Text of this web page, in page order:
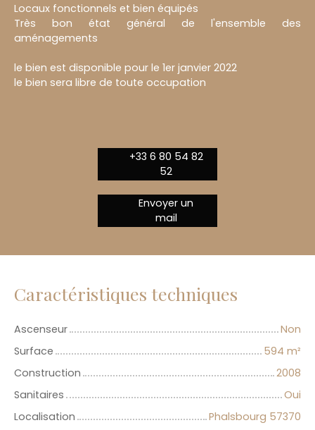
Locaux fonctionnels et bien équipés
Très bon état général de l'ensemble des
aménagements
le bien est disponible pour le 1er janvier 2022
le bien sera libre de toute occupation
+33 6 80 54 82
52
Envoyer un
mail
Caractéristiques techniques
Ascenseur
Non
Surface
594 m²
Construction
2008
Sanitaires
Oui
Localisation
Phalsbourg 57370